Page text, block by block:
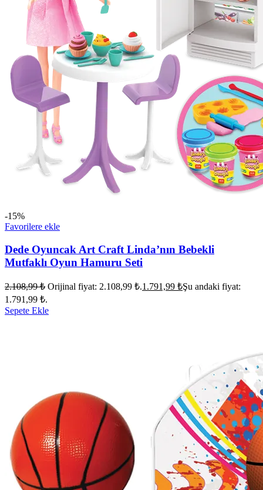
-15%
Favorilere ekle
Dede Oyuncak Art Craft Linda’nın Bebekli
Mutfaklı Oyun Hamuru Seti
2.108,99₺ Orijinal fiyat: 2.108,99 ₺.1.791,99 ₺Şu andaki fiyat:
1.791,99 ₺.
Sepete Ekle